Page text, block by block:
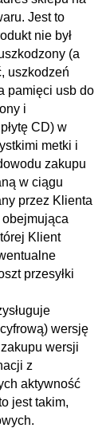
Jest to
nie był
(a
uszkodzeń
pamięci usb do
i
CD) w
metki i
zakupu
w ciągu
przez Klienta
Klient
przesyłki
wersję
wersji
z
aktywność
jest takim,